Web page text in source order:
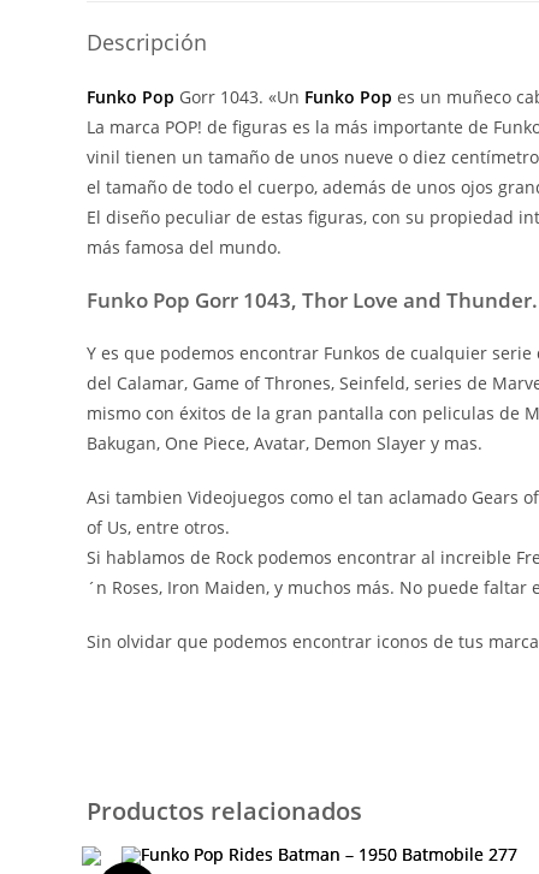
Descripción
Funko Pop Gorr 1043. «Un Funko Pop es un muñeco
La marca POP! de figuras es la más importante de
vinil tienen un tamaño de unos nueve o diez
el tamaño de todo el cuerpo, además de unos ojos
El diseño peculiar de estas figuras, con su propiedad
más famosa del mundo.
Funko Pop Gorr 1043, Thor Love and Thunder.
Y es que podemos encontrar Funkos de cualquier
del Calamar, Game of Thrones, Seinfeld, series de
mismo con éxitos de la gran pantalla con peliculas de
Bakugan, One Piece, Avatar, Demon Slayer y mas.
Asi tambien Videojuegos como el tan aclamado Gears
of Us, entre otros.
Si hablamos de Rock podemos encontrar al increible
´n Roses, Iron Maiden, y muchos más. No puede
Sin olvidar que podemos encontrar iconos de tus
Productos relacionados